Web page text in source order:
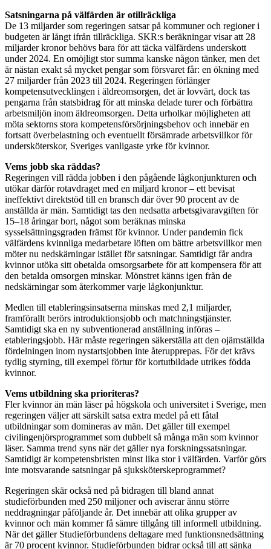
Satsningarna på välfärden är otillräckliga
De 13 miljarder som regeringen satsar på kommuner och regioner i
budgeten är långt ifrån tillräckliga. SKR:s beräkningar visar att 28
miljarder kronor behövs bara för att täcka välfärdens underskott
under 2024. En omöjligt stor summa kanske någon tänker, men det
är nästan exakt så mycket pengar som försvaret får: en ökning med
27 miljarder från 2023 till 2024. Regeringen förlänger
kompetensutvecklingen i äldreomsorgen, det är lovvärt, dock tas
pengarna från statsbidrag för att minska delade turer och förbättra
arbetsmiljön inom äldreomsorgen. Detta urholkar möjligheten att
möta sektorns stora kompetensförsörjningsbehov och innebär en
fortsatt överbelastning och eventuellt försämrade arbetsvillkor för
undersköterskor, Sveriges vanligaste yrke för kvinnor.
Vems jobb ska räddas?
Regeringen vill rädda jobben i den pågående lågkonjunkturen och
utökar därför rotavdraget med en miljard kronor – ett bevisat
ineffektivt direktstöd till en bransch där över 90 procent av de
anställda är män. Samtidigt tas den nedsatta arbetsgivaravgiften för
15–18 åringar bort, något som beräknas minska
sysselsättningsgraden främst för kvinnor. Under pandemin fick
välfärdens kvinnliga medarbetare löften om bättre arbetsvillkor men
möter nu nedskärningar istället för satsningar. Samtidigt får andra
kvinnor utöka sitt obetalda omsorgsarbete för att kompensera för att
den betalda omsorgen minskar. Mönstret känns igen från de
nedskärningar som återkommer varje lågkonjunktur.
Medlen till etableringsinsatserna minskas med 2,1 miljarder,
framförallt berörs introduktionsjobb och matchningstjänster.
Samtidigt ska en ny subventionerad anställning införas –
etableringsjobb. Här måste regeringen säkerställa att den ojämställda
fördelningen inom nystartsjobben inte återupprepas. För det krävs
tydlig styrning, till exempel förtur för kortutbildade utrikes födda
kvinnor.
Vems utbildning ska prioriteras?
Fler kvinnor än män läser på högskola och universitet i Sverige, men
regeringen väljer att särskilt satsa extra medel på ett fåtal
utbildningar som domineras av män. Det gäller till exempel
civilingenjörsprogrammet som dubbelt så många män som kvinnor
läser. Samma trend syns när det gäller nya forskningssatsningar.
Samtidigt är kompetensbristen minst lika stor i välfärden. Varför görs
inte motsvarande satsningar på sjuksköterskeprogrammet?
Regeringen skär också ned på bidragen till bland annat
studieförbunden med 250 miljoner och aviserar ännu större
neddragningar påföljande år. Det innebär att olika grupper av
kvinnor och män kommer få sämre tillgång till informell utbildning.
När det gäller Studieförbundens deltagare med funktionsnedsättning
är 70 procent kvinnor. Studieförbunden bidrar också till att sänka